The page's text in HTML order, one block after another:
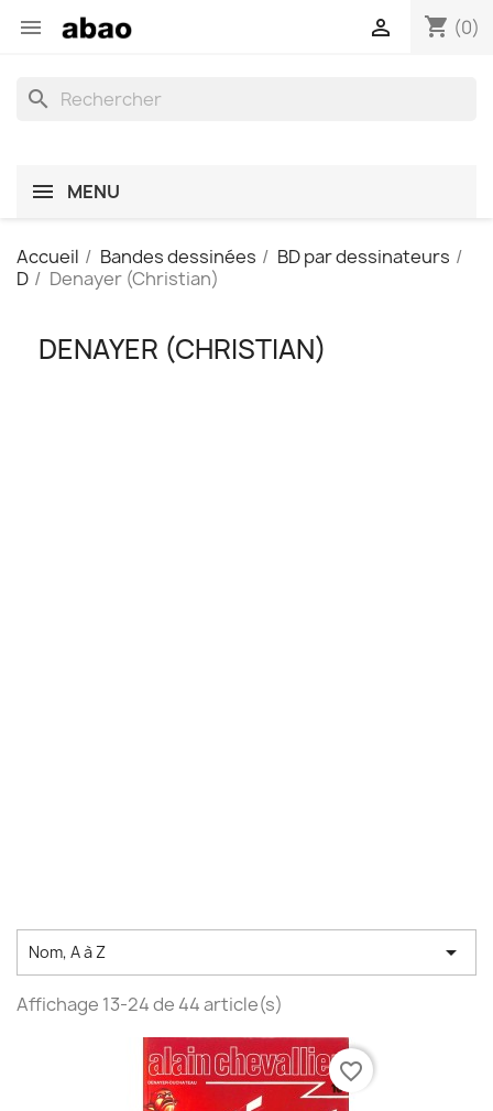
 shopping_cart (0)

search
MENU
Accueil Bandes dessinées
BD par dessinateurs
D
Denayer (Christian)
DENAYER (CHRISTIAN)
Nom, A à Z 
Affichage 13-24 de 44 article(s)
favorite_border